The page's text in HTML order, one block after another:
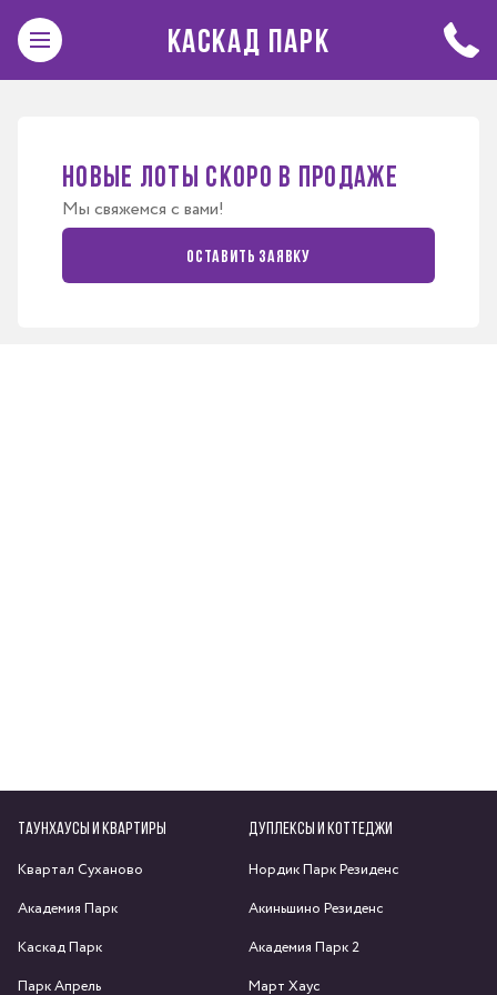
КАСКАД ПАРК
Новые лоты скоро в продаже
Мы свяжемся с вами!
Оставить заявку
ТАУНХАУСЫ И КВАРТИРЫ
Квартал Суханово
Академия Парк
Каскад Парк
Парк Апрель
ДУПЛЕКСЫ И КОТТЕДЖИ
Нордик Парк Резиденс
Акиньшино Резиденс
Академия Парк 2
Март Хаус